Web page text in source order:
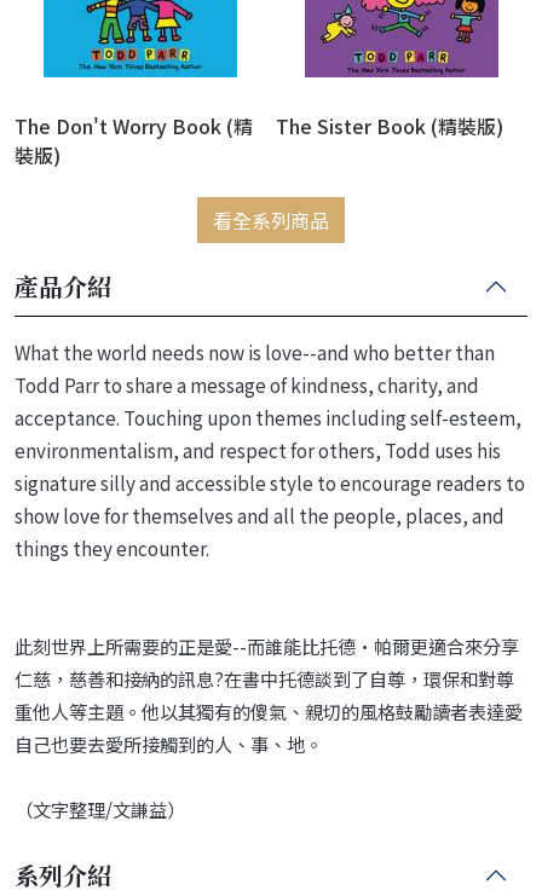
The Don't Worry Book (精
裝版)
The Sister Book (精裝版)
看全系列商品
產品介紹
What the world needs now is love--and who better than
Todd Parr to share a message of kindness, charity, and
acceptance. Touching upon themes including self-esteem,
environmentalism, and respect for others, Todd uses his
signature silly and accessible style to encourage readers to
show love for themselves and all the people, places, and
things they encounter.
此刻世界上所需要的正是愛--而誰能比托德•帕爾更適合來分享
仁慈，慈善和接納的訊息?在書中托德談到了自尊，環保和對尊
重他人等主題。他以其獨有的傻氣、親切的風格鼓勵讀者表達愛
自己也要去愛所接觸到的人、事、地。
（文字整理/文謙益）
系列介紹